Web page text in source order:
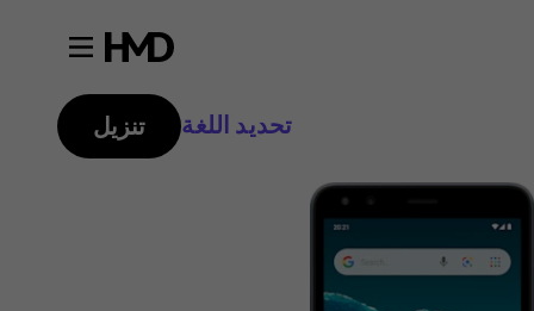
تحديد اللغة تنزيل